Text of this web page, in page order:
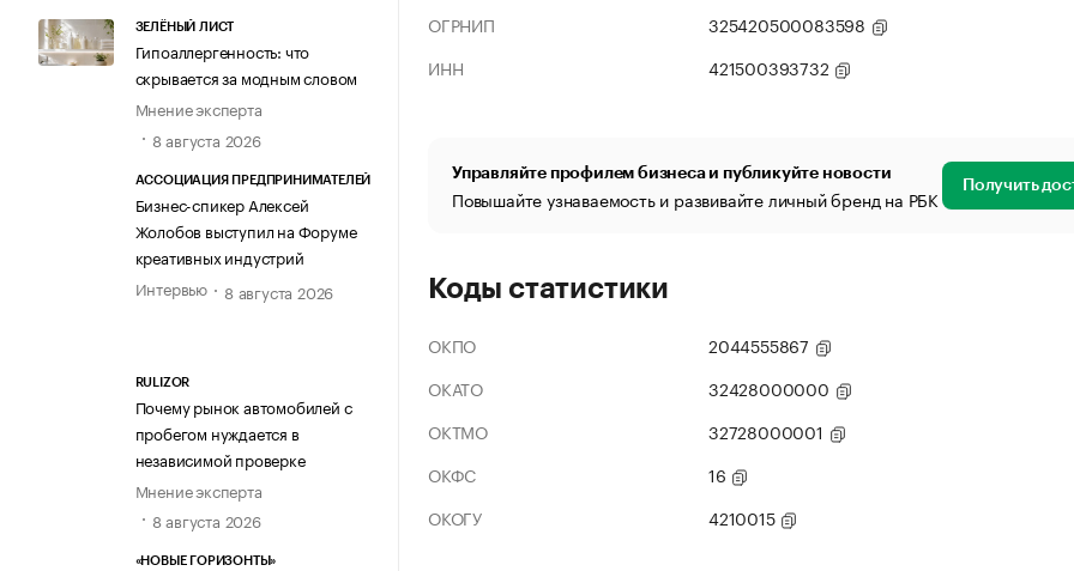
ЗЕЛЁНЫЙ ЛИСТ
Гипоаллергенность: что
скрывается за модным словом
Мнение эксперта
8 августа 2026
АССОЦИАЦИЯ ПРЕДПРИНИМАТЕЛЕЙ
Бизнес-спикер Алексей
Жолобов выступил на Форуме
креативных индустрий
Интервью
8 августа 2026
RULIZOR
Почему рынок автомобилей с
пробегом нуждается в
независимой проверке
Мнение эксперта
8 августа 2026
«НОВЫЕ ГОРИЗОНТЫ»
ОГРНИП
325420500083598
ИНН
421500393732
Управляйте профилем бизнеса и публикуйте новости
Повышайте узнаваемость и развивайте личный бренд на РБК Получить
Коды статистики
ОКПО
2044555867
ОКАТО
32428000000
ОКТМО
32728000001
ОКФС
16
ОКОГУ
4210015